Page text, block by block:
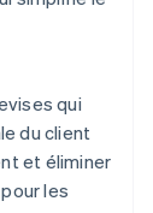
qui
du client
et éliminer
les